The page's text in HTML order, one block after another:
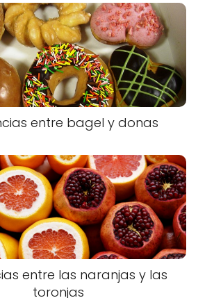
entre bagel y donas
entre las naranjas y las
toronjas